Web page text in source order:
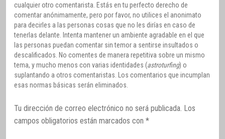
cualquier otro comentarista. Estás en tu perfecto derecho de
comentar anónimamente, pero por favor, no utilices el anonimato
para decirles a las personas cosas que no les dirías en caso de
tenerlas delante. Intenta mantener un ambiente agradable en el que
las personas puedan comentar sin temor a sentirse insultados o
descalificados. No comentes de manera repetitiva sobre un mismo
tema, y mucho menos con varias identidades (astroturfing) o
suplantando a otros comentaristas. Los comentarios que incumplan
esas normas básicas serán eliminados.
Tu dirección de correo electrónico no será publicada. Los
campos obligatorios están marcados con *